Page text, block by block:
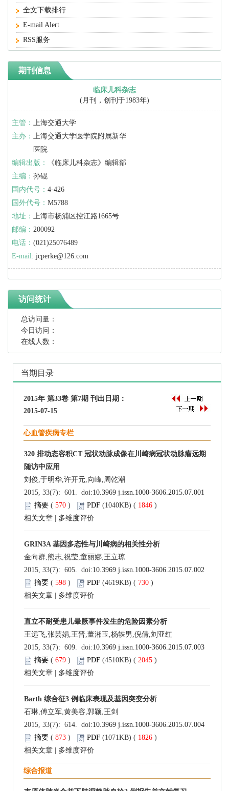
全文下载排行
E-mail Alert
RSS服务
期刊信息
临床儿科杂志
(月刊，创刊于1983年)
主管： 上海交通大学
主办： 上海交通大学医学院附属新华
医院
编辑出版：
《临床儿科杂志》编辑部
主编： 孙锟
国内代号： 4-426
国外代号： M5788
地址： 上海市杨浦区控江路1665号
邮编： 200092
电话： (021)25076489
E-mail: jcperke@126.com
访问统计
总访问量：
今日访问：
在线人数：
当期目录
2015年 第33卷 第7期 刊出日期：
2015-07-15
心血管疾病专栏
320 排动态容积CT 冠状动脉成像在川崎病冠状动脉瘤远期
随访中应用
刘俊,于明华,许开元,向峰,周乾潮
2015, 33(7): 601. doi:10.3969 j.issn.1000-3606.2015.07.001
摘要 ( 570 ) PDF (1040KB) ( 1846 )
相关文章
多维度评价
GRIN3A 基因多态性与川崎病的相关性分析
金向群,熊志,祝莹,童丽娜,王立琼
2015, 33(7): 605. doi:10.3969 j.issn.1000-3606.2015.07.002
摘要 ( 598 ) PDF (4619KB) ( 730 )
相关文章
多维度评价
直立不耐受患儿晕厥事件发生的危险因素分析
王远飞,张芸娟,王晋,董湘玉,杨轶男,倪倩,刘亚红
2015, 33(7): 609. doi:10.3969 j.issn.1000-3606.2015.07.003
摘要 ( 679 ) PDF (4510KB) ( 2045 )
相关文章
多维度评价
Barth 综合征3 例临床表现及基因突变分析
石琳,傅立军,黄美容,郭颖,王剑
2015, 33(7): 614. doi:10.3969 j.issn.1000-3606.2015.07.004
摘要 ( 873 ) PDF (1071KB) ( 1826 )
相关文章
多维度评价
综合报道